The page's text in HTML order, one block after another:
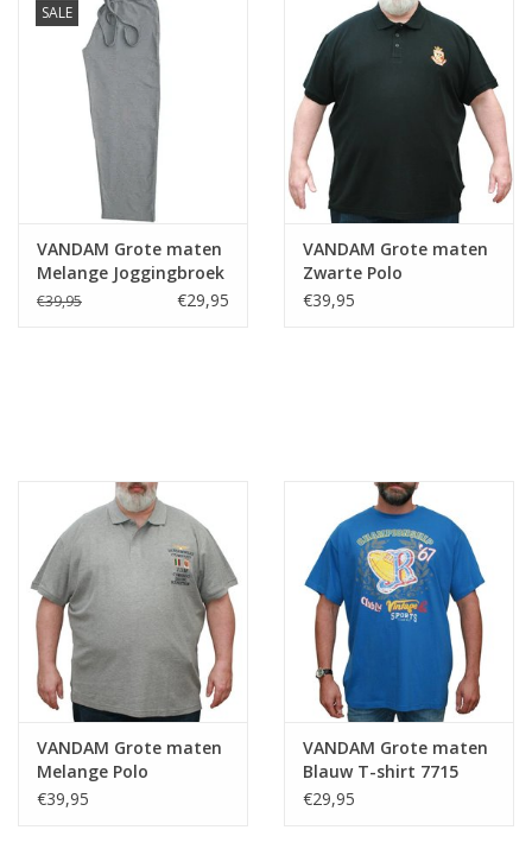
SALE
VANDAM Grote maten
Melange Joggingbroek
€39,95 €29,95
VANDAM Grote maten
Zwarte Polo
€39,95
VANDAM Grote maten
Melange Polo
€39,95
VANDAM Grote maten
Blauw T-shirt 7715
€29,95